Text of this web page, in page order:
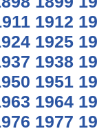
1912
1925
1938
1951
1964
1977